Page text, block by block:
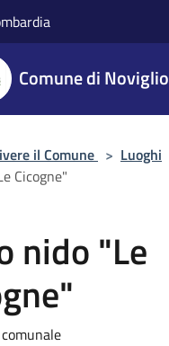
Comune di Noviglio
il Comune > Luoghi
Cicogne"
nido "Le